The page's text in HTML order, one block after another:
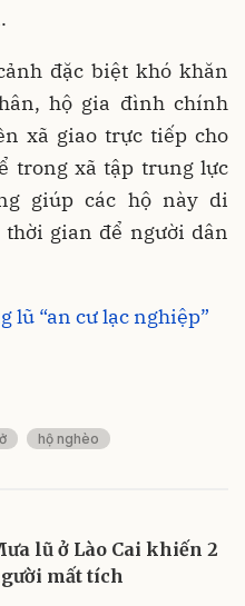
đặc biệt khó khăn
hộ gia đình chính
xã giao trực tiếp cho
trong xã tập trung lực
giúp các hộ này di
gian để người dân
lũ “an cư lạc nghiệp”
hộ nghèo
lũ ở Lào Cai khiến 2
mất tích